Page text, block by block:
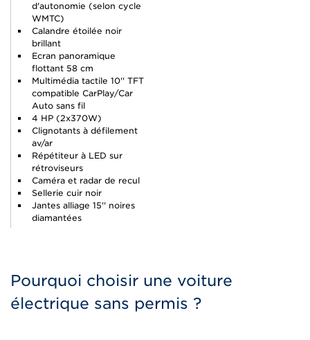
d'autonomie (selon cycle
WMTC)
Calandre étoilée noir
brillant
Ecran panoramique
flottant 58 cm
Multimédia tactile 10'' TFT
compatible CarPlay/Car
Auto sans fil
4 HP (2x370W)
Clignotants à défilement
av/ar
Répétiteur à LED sur
rétroviseurs
Caméra et radar de recul
Sellerie cuir noir
Jantes alliage 15'' noires
diamantées
Pourquoi choisir une voiture
électrique sans permis ?